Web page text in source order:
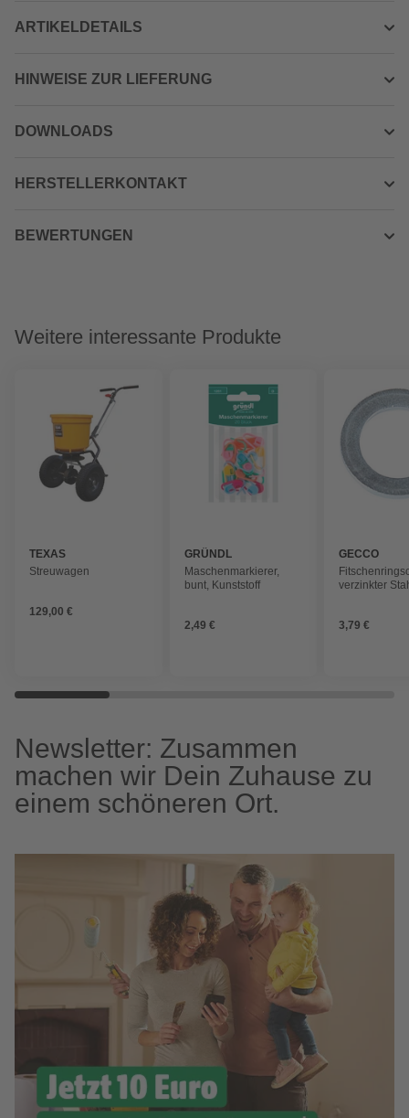
ARTIKELDETAILS
HINWEISE ZUR LIEFERUNG
DOWNLOADS
HERSTELLERKONTAKT
BEWERTUNGEN
Weitere interessante Produkte
TEXAS
Streuwagen
129,00 €
GRÜNDL
Maschenmarkierer,
bunt, Kunststoff
2,49 €
GECCO
verzinkter
3,79 €
Newsletter: Zusammen
machen wir Dein Zuhause zu
einem schöneren Ort.